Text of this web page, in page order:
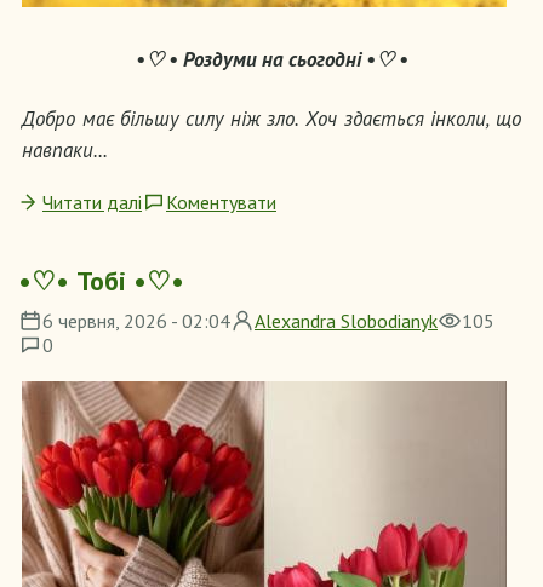
•♡ • Роздуми на сьогодні •♡ •
Добро має більшу силу ніж зло. Хоч здається інколи, що
навпаки...
Читати далі Коментувати
•♡• Тобі •♡•
6 червня, 2026 - 02:04 Alexandra Slobodianyk
105
0